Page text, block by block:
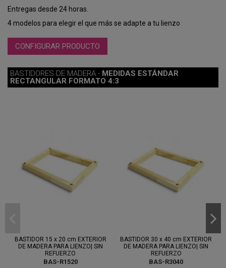
Entregas desde 24 horas.
4 modelos para elegir el que más se adapte a tu lienzo
CONFIGURAR PRODUCTO
BASTIDORES DE MADERA - MEDIDAS ESTÁNDAR
RECTANGULAR FORMATO 4:3
BASTIDOR 15 x 20 cm EXTERIOR
DE MADERA PARA LIENZO| SIN
REFUERZO
BAS-R1520
BASTIDOR 30 x 40 cm EXTERIOR
DE MADERA PARA LIENZO| SIN
REFUERZO
BAS-R3040